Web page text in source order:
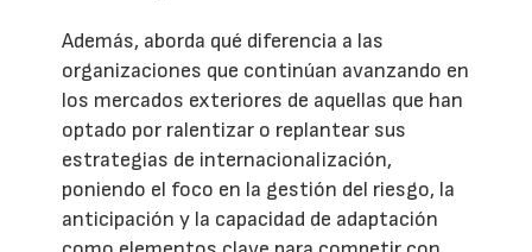
Además, aborda qué diferencia a las
organizaciones que continúan avanzando en
los mercados exteriores de aquellas que han
optado por ralentizar o replantear sus
estrategias de internacionalización,
poniendo el foco en la gestión del riesgo, la
anticipación y la capacidad de adaptación